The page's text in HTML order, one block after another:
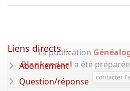
La publication
Blankendaal a été
contacter
Liens directs ...
Abonnement
Question/réponse